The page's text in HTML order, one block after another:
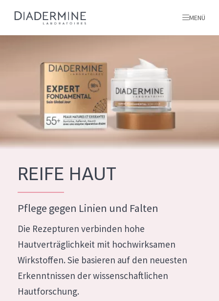
PRODUKTTYP
Feuchtigkeit und Ausstrahlung
Faltenreduzierung
Hautregeneration
ALLE PRODUKTE
MENÜ
Startseite
inhaltsstoffe
Über uns
Inspiration
Kontakt
French
German
Greek
REIFE HAUT
Pflege gegen Linien und Falten
Die Rezepturen verbinden hohe
Hautverträglichkeit mit hochwirksamen
Wirkstoffen. Sie basieren auf den neuesten
Erkenntnissen der wissenschaftlichen
Hautforschung.